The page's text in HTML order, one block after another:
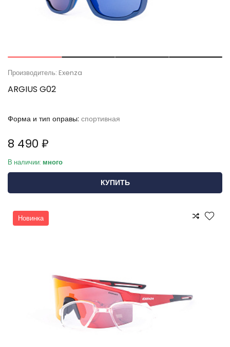
Производитель: Exenza
ARGIUS G02
Форма и тип оправы: спортивная
8 490 ₽
В наличии: много
КУПИТЬ
Новинка